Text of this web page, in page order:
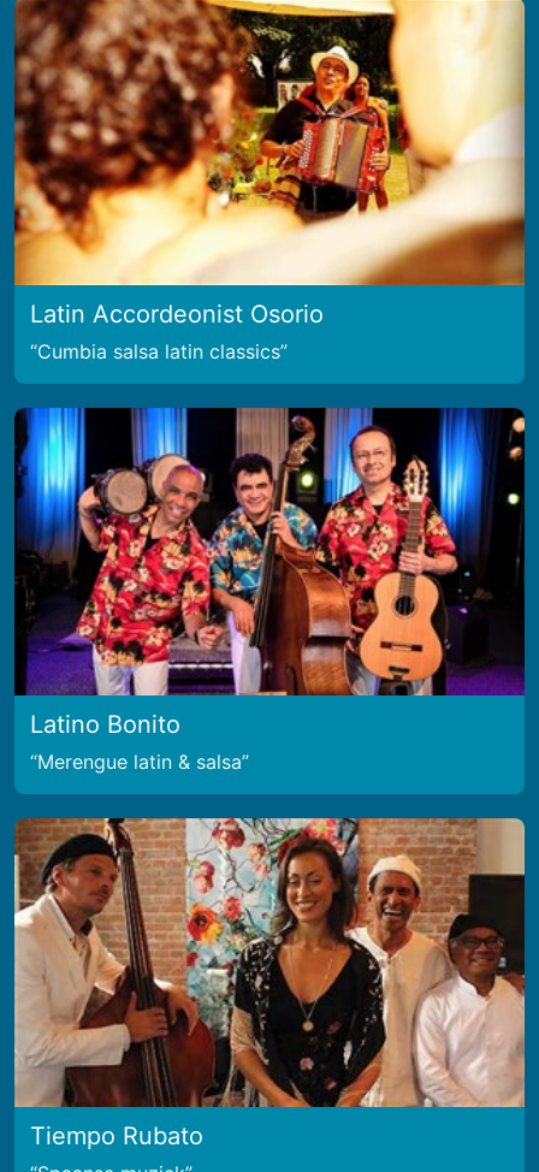
Latin Accordeonist Osorio
Cumbia salsa latin classics
Latino Bonito
Merengue latin & salsa
Tiempo Rubato